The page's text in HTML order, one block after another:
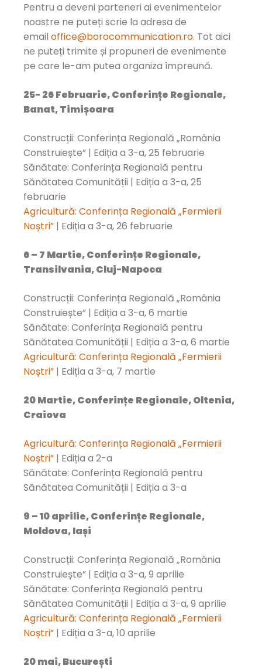
Pentru a deveni parteneri ai evenimentelor
noastre ne puteți scrie la adresa de
email office@borocommunication.ro. Tot aici
ne puteți trimite și propuneri de evenimente
pe care le-am putea organiza împreună.
25- 26 Februarie, Conferințe Regionale,
Banat, Timișoara
Construcții: Conferința Regională „România
Construiește” | Ediția a 3-a, 25 februarie
Sănătate: Conferința Regională pentru
Sănătatea Comunității | Ediția a 3-a, 25
februarie
Agricultură: Conferința Regională „Fermierii
Noștri” | Ediția a 3-a, 26 februarie
6 – 7 Martie, Conferințe Regionale,
Transilvania, Cluj-Napoca
Construcții: Conferința Regională „România
Construiește” | Ediția a 3-a, 6 martie
Sănătate: Conferința Regională pentru
Sănătatea Comunității | Ediția a 3-a, 6 martie
Agricultură: Conferința Regională „Fermierii
Noștri” | Ediția a 3-a, 7 martie
20 Martie, Conferințe Regionale, Oltenia,
Craiova
Agricultură: Conferința Regională „Fermierii
Noștri” | Ediția a 2-a
Sănătate: Conferința Regională pentru
Sănătatea Comunității | Ediția a 3-a
9 – 10 aprilie, Conferințe Regionale,
Moldova, Iași
Construcții: Conferința Regională „România
Construiește” | Ediția a 3-a, 9 aprilie
Sănătate: Conferința Regională pentru
Sănătatea Comunității | Ediția a 3-a, 9 aprilie
Agricultură: Conferința Regională „Fermierii
Noștri” | Ediția a 3-a, 10 aprilie
20 mai, București